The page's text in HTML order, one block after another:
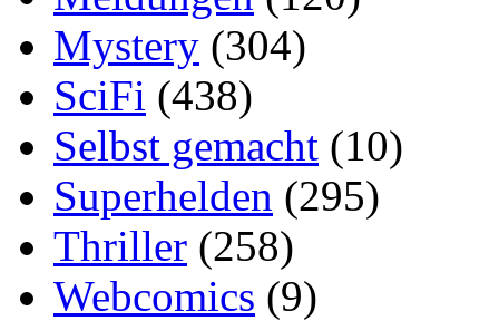
Mystery (304)
SciFi (438)
Selbst gemacht (10)
Superhelden (295)
Thriller (258)
Webcomics (9)